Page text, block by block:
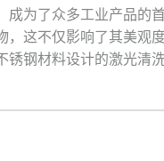
为了众多工业产品的
这不仅影响了其美观
钢材料设计的激光清